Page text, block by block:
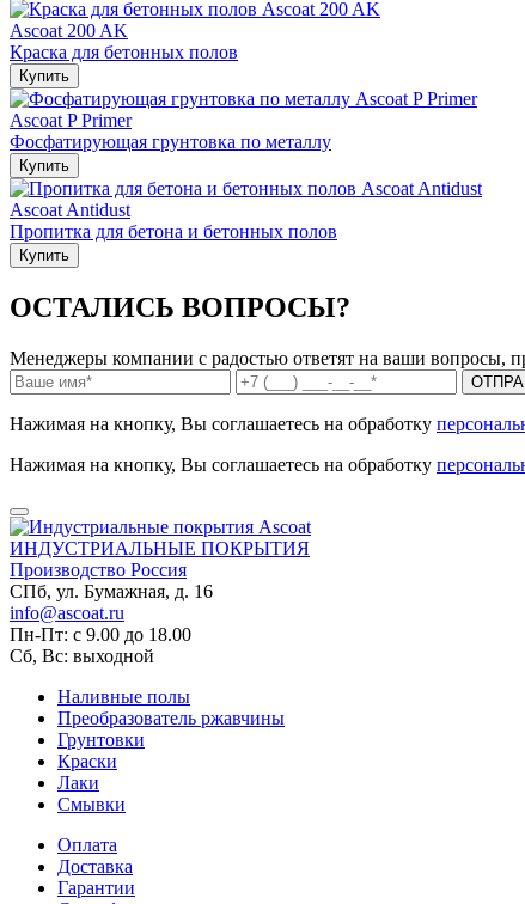
Ascoat 200 AK
Краска для бетонных полов
Купить
Ascoat P Primer
Фосфатирующая грунтовка по металлу
Купить
Ascoat Antidust
Пропитка для бетона и бетонных полов
Купить
ОСТАЛИСЬ ВОПРОСЫ?
Менеджеры компании с радостью ответят на ваши вопросы,
Нажимая на кнопку, Вы соглашаетесь на обработку
Нажимая на кнопку, Вы соглашаетесь на обработку
ИНДУСТРИАЛЬНЫЕ ПОКРЫТИЯ
Производство Россия
СПб, ул. Бумажная, д. 16
info@ascoat.ru
Пн-Пт: с 9.00 до 18.00
Сб, Вс: выходной
Наливные полы
Преобразователь ржавчины
Грунтовки
Краски
Лаки
Смывки
Оплата
Доставка
Гарантии